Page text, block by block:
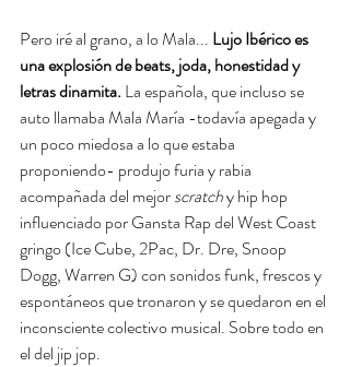
Pero iré al grano, a lo Mala... Lujo Ibérico es
una explosión de beats, joda, honestidad y
letras dinamita. La española, que incluso se
auto llamaba Mala María -todavía apegada y
un poco miedosa a lo que estaba
proponiendo- produjo furia y rabia
acompañada del mejor scratch y hip hop
influenciado por Gansta Rap del West Coast
gringo (Ice Cube, 2Pac, Dr. Dre, Snoop
Dogg, Warren G) con sonidos funk, frescos y
espontáneos que tronaron y se quedaron en el
inconsciente colectivo musical. Sobre todo en
el del jip jop.